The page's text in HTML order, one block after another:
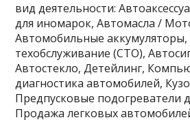
вид деятельности:
для иномарок, Автомасла /
Автомобильные
техобслуживание (СТО),
Автостекло, Детейлинг,
диагностика автомобилей,
Предпусковые подогреватели
Продажа легковых